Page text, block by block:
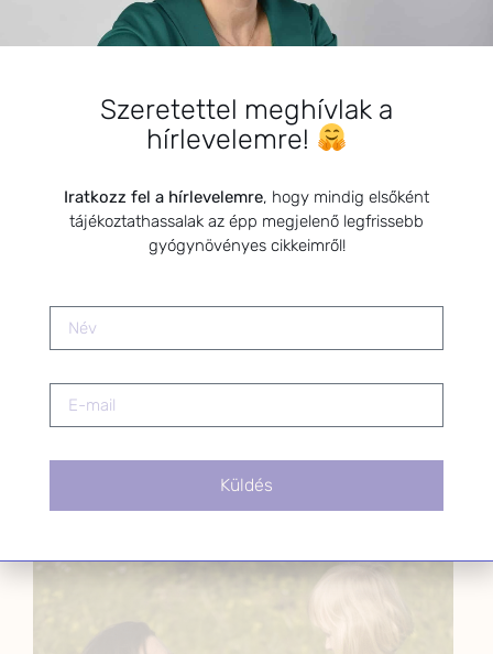
2025.06.02.
Természetes bőrápolók
2020.07.02.
Keringési rendszer természetes
segítői
2021.03.18.
Kisgyermekek és kismamák
előadásanyaga/
SZARVAS NIKI
Szeretettel meghívlak a
hírlevelemre!
Iratkozz fel a hírlevelemre, hogy mindig elsőként
tájékoztathassalak az épp megjelenő legfrissebb
gyógynövényes cikkeimről!
Küldés